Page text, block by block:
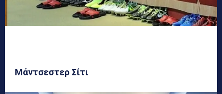
Μάντσεστερ Σίτι